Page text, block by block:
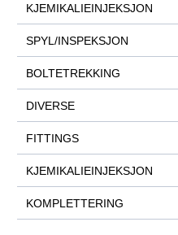
KJEMIKALIEINJEKSJON
SPYL/INSPEKSJON
BOLTETREKKING
DIVERSE
FITTINGS
KJEMIKALIEINJEKSJON
KOMPLETTERING